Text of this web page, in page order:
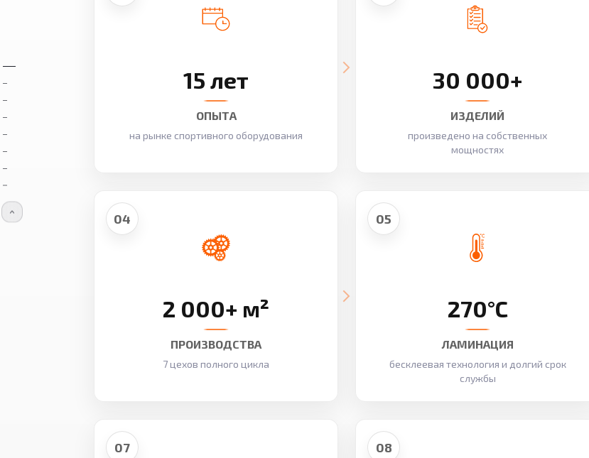
15 лет
ОПЫТА
на рынке спортивного оборудования
30 000+
ИЗДЕЛИЙ
произведено на собственных
мощностях
04
2 000+ м²
ПРОИЗВОДСТВА
7 цехов полного цикла
05
270°C
ЛАМИНАЦИЯ
бесклеевая технология и долгий срок
службы
07 08